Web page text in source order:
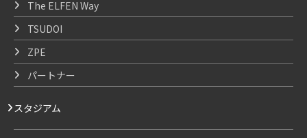
The ELFEN Way
TSUDOI
ZPE
パートナー
スタジアム